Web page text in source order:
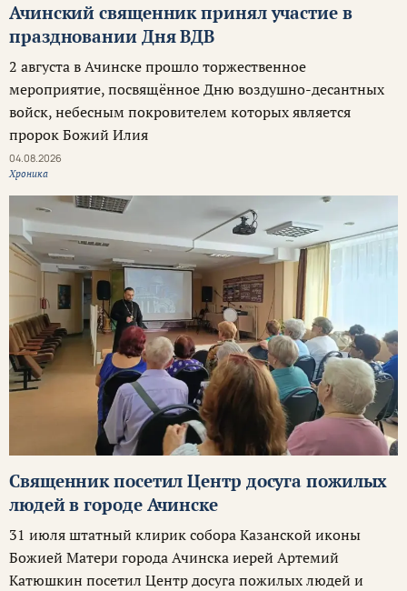
Ачинский священник принял участие в
праздновании Дня ВДВ
2 августа в Ачинске прошло торжественное
мероприятие, посвящённое Дню воздушно-десантных
войск, небесным покровителем которых является
пророк Божий Илия
04.08.2026
Хроника
Священник посетил Центр досуга пожилых
людей в городе Ачинске
31 июля штатный клирик собора Казанской иконы
Божией Матери города Ачинска иерей Артемий
Катюшкин посетил Центр досуга пожилых людей и